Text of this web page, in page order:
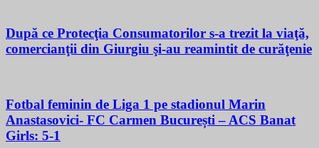
După ce Protecţia Consumatorilor s-a trezit la viaţă,
comercianţii din Giurgiu şi-au reamintit de curăţenie
Fotbal feminin de Liga 1 pe stadionul Marin
Anastasovici- FC Carmen București – ACS Banat
Girls: 5-1